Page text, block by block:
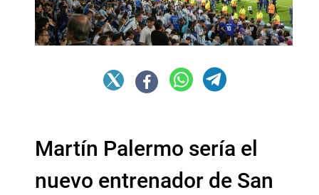
Martín Palermo sería el
nuevo entrenador de San